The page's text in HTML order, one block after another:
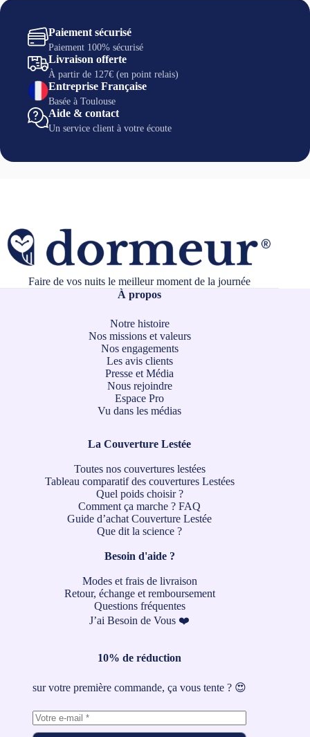
Paiement sécurisé
Paiement 100% sécurisé
Livraison offerte
À partir de 127€ (en point relais)
Entreprise Française
Basée à Toulouse
Aide & contact
Un service client à votre écoute
Faire de vos nuits le meilleur moment de la journée
À propos
Notre histoire
Nos missions et valeurs
Nos engagements
Les avis clients
Presse et Média
Nous rejoindre
Espace Pro
Vu dans les médias
La Couverture Lestée
Toutes nos couvertures lestées
Tableau comparatif des couvertures Lestées
Quel poids choisir ?
Comment ça marche ? FAQ
Guide d’achat Couverture Lestée
Que dit la science ?
Besoin d'aide ?
Modes et frais de livraison
Retour, échange et remboursement
Questions fréquentes
J’ai Besoin de Vous ❤️
10% de réduction
sur votre première commande, ça vous tente ? 😍